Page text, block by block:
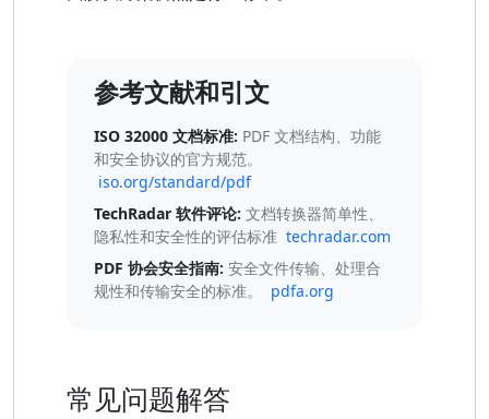
参考文献和引文
ISO 32000 文档标准: PDF 文档结构、功能
和安全协议的官方规范。
iso.org/standard/pdf
TechRadar 软件评论: 文档转换器简单性、
隐私性和安全性的评估标准 techradar.com
PDF 协会安全指南: 安全文件传输、处理合
规性和传输安全的标准。
pdfa.org
常见问题解答